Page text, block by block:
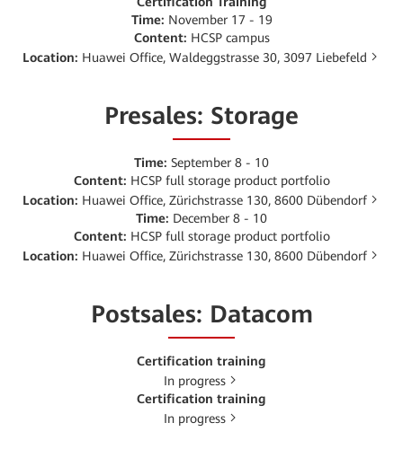
Time: November 17 - 19
Content: HCSP campus
Location: Huawei Office, Waldeggstrasse 30, 3097 Liebefeld
Presales: Storage
Time: September 8 - 10
Content: HCSP full storage product portfolio
Location: Huawei Office, Zürichstrasse 130, 8600 Dübendorf
Time: December 8 - 10
Content: HCSP full storage product portfolio
Location: Huawei Office, Zürichstrasse 130, 8600 Dübendorf
Postsales: Datacom
Certification training
In progress
Certification training
In progress